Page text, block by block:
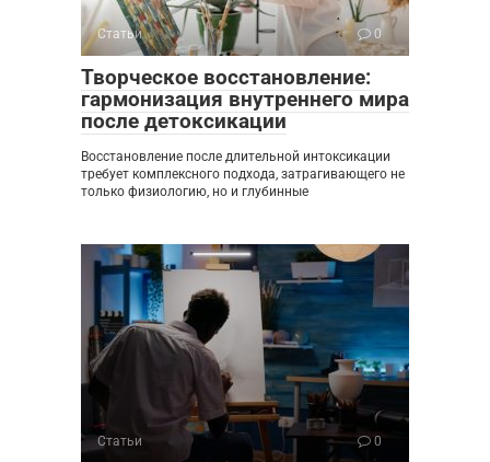
Статьи 0
Творческое восстановление:
гармонизация внутреннего мира
после детоксикации
Восстановление после длительной интоксикации
требует комплексного подхода, затрагивающего не
только физиологию, но и глубинные
Статьи 0